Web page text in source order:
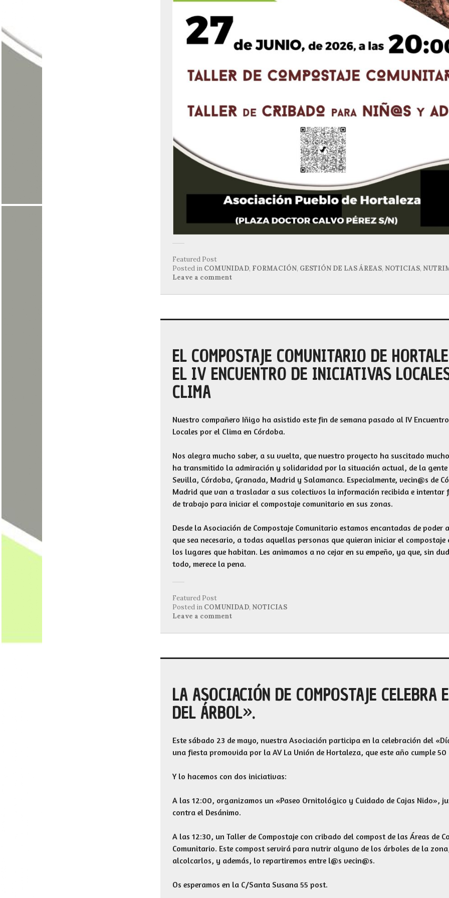
Featured Post
Posted in COMUNIDAD, FORMACIÓN, GESTIÓN DE LAS ÁREAS, NOTICIAS,
Leave a comment
EL COMPOSTAJE COMUNITARIO DE
EL IV ENCUENTRO DE INICIATIVAS
CLIMA
Nuestro compañero Iñigo ha asistido este fin de semana pasado al IV
Locales por el Clima en Córdoba.
Nos alegra mucho saber, a su vuelta, que nuestro proyecto ha suscitado
ha transmitido la admiración y solidaridad por la situación actual, de la gente
Sevilla, Córdoba, Granada, Madrid y Salamanca. Especialmente, vecin@s de
Madrid que van a trasladar a sus colectivos la información recibida e intentar
de trabajo para iniciar el compostaje comunitario en sus zonas.
Desde la Asociación de Compostaje Comunitario estamos encantadas de poder
que sea necesario, a todas aquellas personas que quieran iniciar el
los lugares que habitan. Les animamos a no cejar en su empeño, ya que, sin
todo, merece la pena.
Featured Post
Posted in COMUNIDAD, NOTICIAS
Leave a comment
LA ASOCIACIÓN DE COMPOSTAJE CELEBRA
DEL ÁRBOL».
Este sábado 23 de mayo, nuestra Asociación participa en la celebración del
una fiesta promovida por la AV La Unión de Hortaleza, que este año cumple 50
Y lo hacemos con dos iniciativas:
A las 12:00, organizamos un «Paseo Ornitológico y Cuidado de Cajas Nido»,
contra el Desánimo.
A las 12:30, un Taller de Compostaje con cribado del compost de las Áreas de
Comunitario. Este compost servirá para nutrir alguno de los árboles de la
alcolcarlos, y además, lo repartiremos entre l@s vecin@s.
Os esperamos en la C/Santa Susana 55 post.